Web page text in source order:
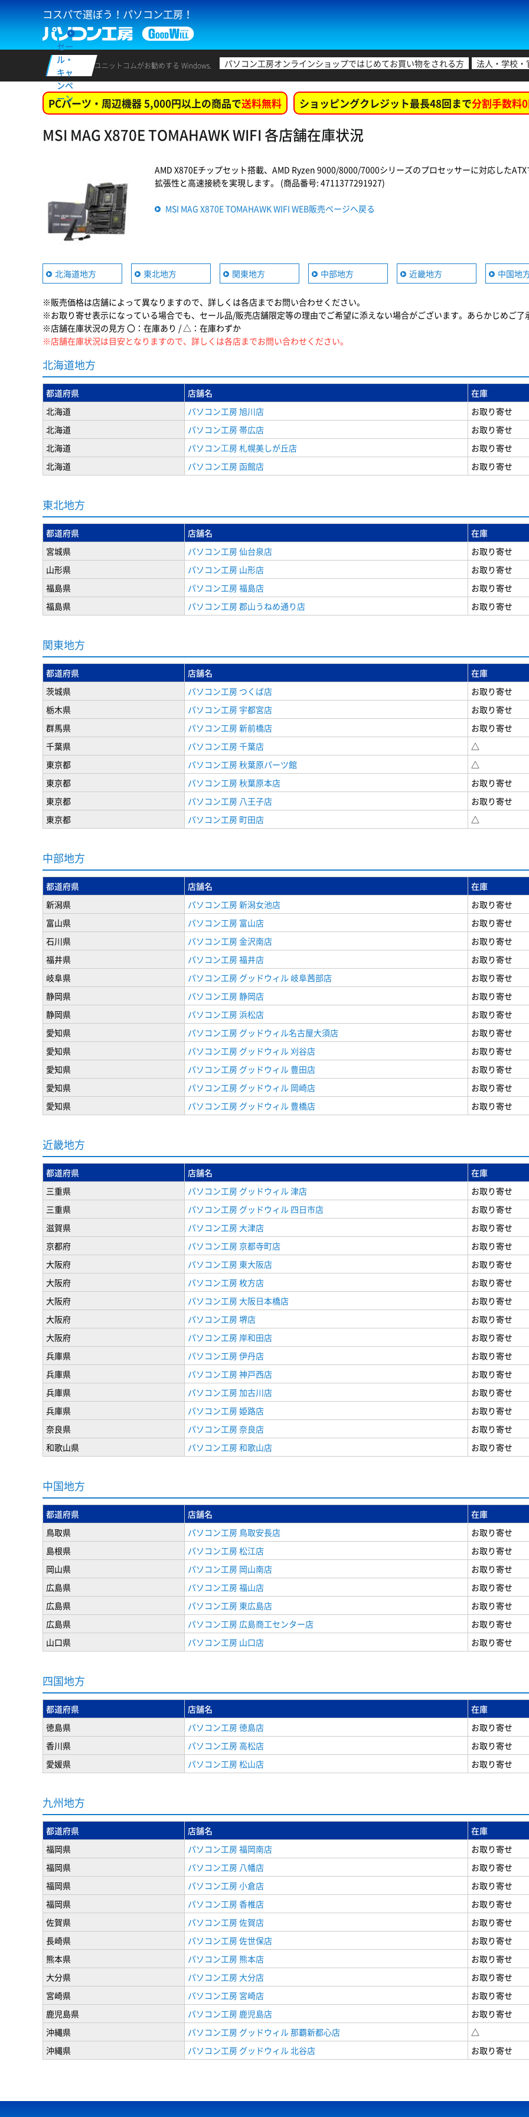
コスパで選ぼう！パソコン工房！
セー
ル・
キャ
ンペ
ーン
ユニットコムがお勧めする Windows. パソコン工房オンラインショップではじめてお買い物をされる方 法人・学校
PCパーツ・周辺機器 5,000円以上の商品で送料無料 ショッピングクレジット最長48回まで分割手数料
MSI MAG X870E TOMAHAWK WIFI 各店舗在庫状況
AMD X870Eチップセット搭載、AMD Ryzen 9000/8000/7000シリーズのプロセッサーに対応した
拡張性と高速接続を実現します。 (商品番号: 4711377291927)
MSI MAG X870E TOMAHAWK WIFI WEB販売ページへ戻る
北海道地方 東北地方 関東地方 中部地方 近畿地方 中国地
※販売価格は店舗によって異なりますので、詳しくは各店までお問い合わせください。
※お取り寄せ表示になっている場合でも、セール品/販売店舗限定等の理由でご希望に添えない場合がございます。あらかじめご了
※店舗在庫状況の見方 〇：在庫あり / △：在庫わずか
※店舗在庫状況は目安となりますので、詳しくは各店までお問い合わせください。
北海道地方
都道府県 店舗名
在庫
北海道
パソコン工房 旭川店
お取り寄せ
北海道
パソコン工房 帯広店
お取り寄せ
北海道
パソコン⼯房 札幌美しが丘店
お取り寄せ
北海道
パソコン工房 函館店 お取り寄せ
東北地方
都道府県 店舗名
在庫
宮城県
パソコン工房 仙台泉店
お取り寄せ
山形県
パソコン工房 山形店
お取り寄せ
福島県
パソコン工房 福島店
お取り寄せ
福島県
パソコン工房 郡山うねめ通り店 お取り寄せ
関東地方
都道府県 店舗名
在庫
茨城県
パソコン工房 つくば店
お取り寄せ
栃木県
パソコン工房 宇都宮店
お取り寄せ
群馬県
パソコン工房 新前橋店
お取り寄せ
千葉県
パソコン工房 千葉店
△
東京都
パソコン工房 秋葉原パーツ館
△
東京都
パソコン工房 秋葉原本店
お取り寄せ
東京都
パソコン工房 八王子店
お取り寄せ
東京都
パソコン工房 町田店 △
中部地方
都道府県 店舗名
在庫
新潟県
パソコン工房 新潟女池店
お取り寄せ
富山県
パソコン工房 富山店
お取り寄せ
石川県
パソコン工房 金沢南店
お取り寄せ
福井県
パソコン工房 福井店
お取り寄せ
岐阜県
パソコン工房 グッドウィル 岐阜茜部店
お取り寄せ
静岡県
パソコン工房 静岡店
お取り寄せ
静岡県
パソコン工房 浜松店
お取り寄せ
愛知県
パソコン工房 グッドウィル名古屋大須店
お取り寄せ
愛知県
パソコン工房 グッドウィル 刈谷店
お取り寄せ
愛知県
パソコン工房 グッドウィル 豊田店
お取り寄せ
愛知県
パソコン工房 グッドウィル 岡崎店
お取り寄せ
愛知県
パソコン工房 グッドウィル 豊橋店 お取り寄せ
近畿地方
都道府県 店舗名
在庫
三重県
パソコン工房 グッドウィル 津店
お取り寄せ
三重県
パソコン工房 グッドウィル 四日市店
お取り寄せ
滋賀県
パソコン工房 大津店
お取り寄せ
京都府
パソコン工房 京都寺町店
お取り寄せ
大阪府
パソコン工房 東大阪店
お取り寄せ
大阪府
パソコン工房 枚方店
お取り寄せ
大阪府
パソコン工房 大阪日本橋店
お取り寄せ
大阪府
パソコン工房 堺店
お取り寄せ
大阪府
パソコン工房 岸和田店
お取り寄せ
兵庫県
パソコン工房 伊丹店
お取り寄せ
兵庫県
パソコン工房 神戸西店
お取り寄せ
兵庫県
パソコン工房 加古川店
お取り寄せ
兵庫県
パソコン工房 姫路店
お取り寄せ
奈良県
パソコン工房 奈良店
お取り寄せ
和歌山県
パソコン工房 和歌山店 お取り寄せ
中国地方
都道府県 店舗名
在庫
鳥取県
パソコン工房 鳥取安長店
お取り寄せ
島根県
パソコン工房 松江店
お取り寄せ
岡山県
パソコン工房 岡山南店
お取り寄せ
広島県
パソコン工房 福山店
お取り寄せ
広島県
パソコン工房 東広島店
お取り寄せ
広島県
パソコン工房 広島商工センター店
お取り寄せ
山口県
パソコン工房 山口店 お取り寄せ
四国地方
都道府県 店舗名
在庫
徳島県
パソコン工房 徳島店
お取り寄せ
香川県
パソコン工房 高松店
お取り寄せ
愛媛県
パソコン工房 松山店 お取り寄せ
九州地方
都道府県 店舗名
在庫
福岡県
パソコン工房 福岡南店
お取り寄せ
福岡県
パソコン工房 八幡店
お取り寄せ
福岡県
パソコン工房 小倉店
お取り寄せ
福岡県
パソコン工房 香椎店
お取り寄せ
佐賀県
パソコン工房 佐賀店
お取り寄せ
長崎県
パソコン工房 佐世保店
お取り寄せ
熊本県
パソコン工房 熊本店
お取り寄せ
大分県
パソコン工房 大分店
お取り寄せ
宮崎県
パソコン工房 宮崎店
お取り寄せ
鹿児島県
パソコン工房 鹿児島店
お取り寄せ
沖縄県
パソコン工房 グッドウィル 那覇新都心店
△
沖縄県
パソコン工房 グッドウィル 北谷店 お取り寄せ